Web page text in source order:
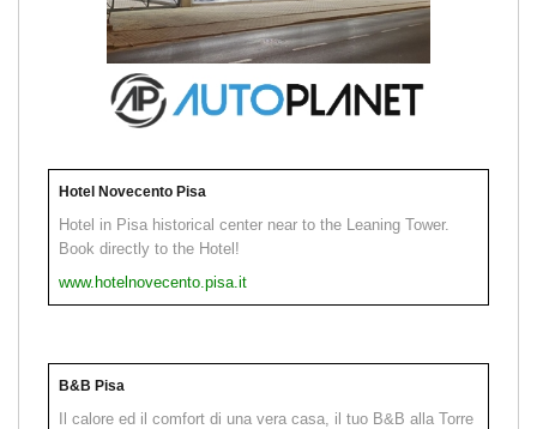
Hotel Novecento Pisa
Hotel in Pisa historical center near to the Leaning Tower.
Book directly to the Hotel!
www.hotelnovecento.pisa.it
B&B Pisa
Il calore ed il comfort di una vera casa, il tuo B&B alla Torre